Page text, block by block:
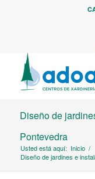
Diseño de
Pontevedra
Usted está aquí: Inicio /
Diseño de jardines e